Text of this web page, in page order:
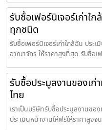
รับซื้อเฟอร์นิเจอร์เก่าใ
ทุกชนิด
รับซื้อเฟอร์นิเจอร์เก่าใกล้ฉัน ประ
อาณาจักร ให้ราคาสูงที่สุด รับซื้อเ
รับซื้อประมูลงานของเ
ไทย
เราเป็นบริษัทรับซื้อประมูลงานขอ
ประเมินหน้างานให้ฟรีให้ราคาสูง